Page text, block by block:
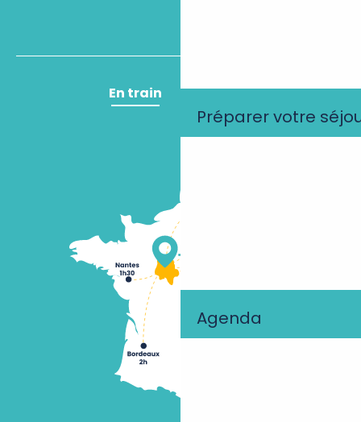
Préparer votre
Agenda
En train En avion